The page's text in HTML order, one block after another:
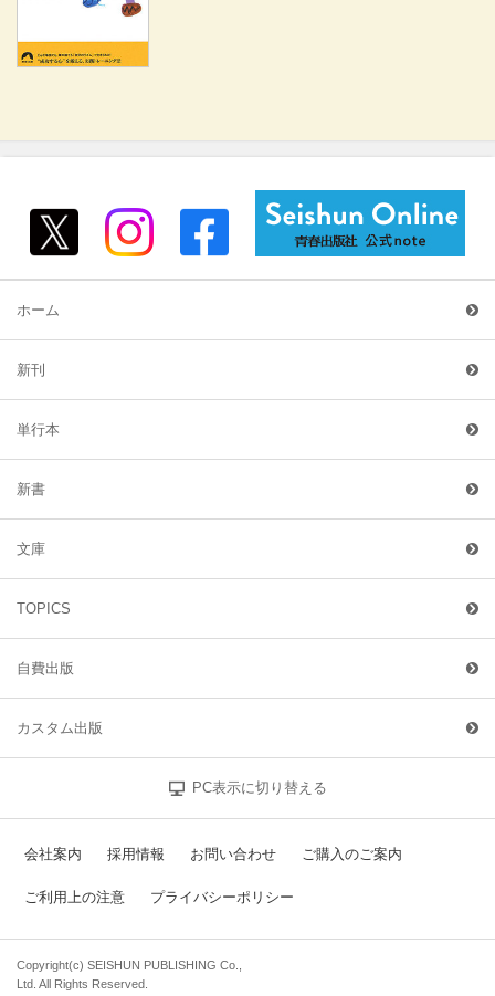
ホーム
新刊
単行本
新書
文庫
TOPICS
自費出版
カスタム出版
PC表示に切り替える
会社案内 採用情報 お問い合わせ ご購入のご案内
ご利用上の注意 プライバシーポリシー
Copyright(c) SEISHUN PUBLISHING Co.,
Ltd. All Rights Reserved.